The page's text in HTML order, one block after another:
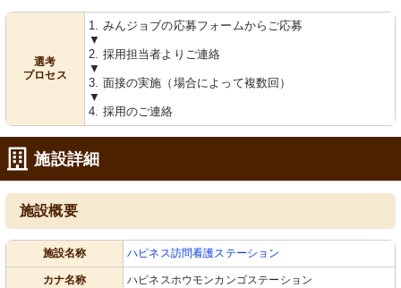
選考
プロセス
1. みんジョブの応募フォームからご応募
▼
2. 採用担当者よりご連絡
▼
3. 面接の実施（場合によって複数回）
▼
4. 採用のご連絡
施設詳細
施設概要
施設名称 ハピネス訪問看護ステーション
カナ名称 ハピネスホウモンカンゴステーション